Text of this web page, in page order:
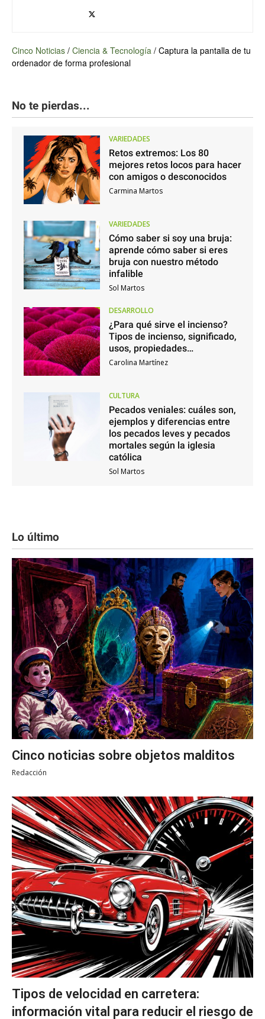
Cinco Noticias / Ciencia & Tecnología / Captura la pantalla de tu
ordenador de forma profesional
No te pierdas...
VARIEDADES
Retos extremos: Los 80
mejores retos locos para hacer
con amigos o desconocidos
Carmina Martos
VARIEDADES
Cómo saber si soy una bruja:
aprende cómo saber si eres
bruja con nuestro método
infalible
Sol Martos
DESARROLLO
¿Para qué sirve el incienso?
Tipos de incienso, significado,
usos, propiedades…
Carolina Martínez
CULTURA
Pecados veniales: cuáles son,
ejemplos y diferencias entre
los pecados leves y pecados
mortales según la iglesia
católica
Sol Martos
Lo último
Cinco noticias sobre objetos malditos
Redacción
Tipos de velocidad en carretera:
información vital para reducir el riesgo de